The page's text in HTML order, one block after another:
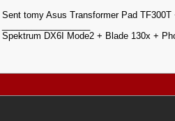
Sent tomy Asus Transformer Pad
Spektrum DX6I Mode2 + Blade 130x +